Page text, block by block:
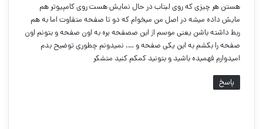
هستن هر چیزی که روی لبتاب در حال نمایش هست روی کامپیوتر هم
مایش داده میشه در اصل من میخوام که دو تا صفحه متفاوت اما به هم
ربط داشته باشن یعنی موسم از این صصفحه بره به اون صفحه و بتونم اون
صفحه را بکشم به این یکی صفحه و …. نمیدونم چطوری توضیح بدم
امیدوارم فهمیده باشید و بتونید کمکم کنید متشکر
پاسخ